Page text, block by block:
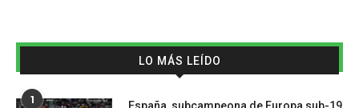
LO MÁS LEÍDO
1